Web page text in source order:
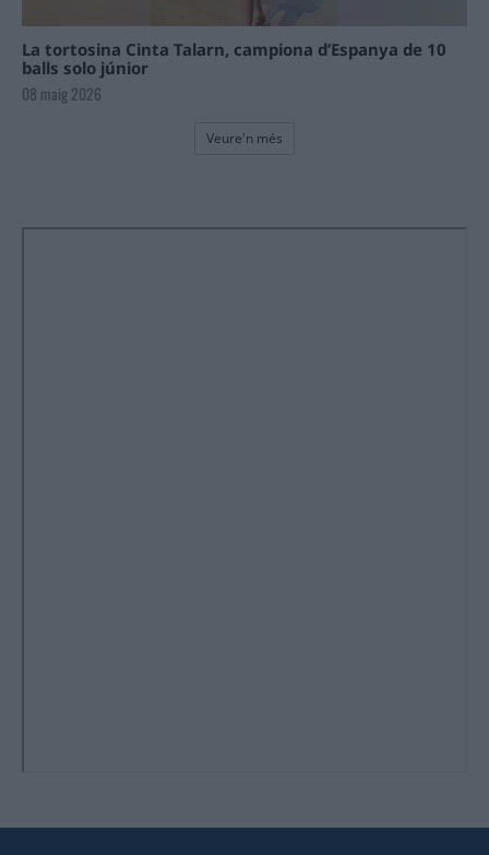
La tortosina Cinta Talarn, campiona d’Espanya de 10
balls solo júnior
08 maig 2026
Veure'n més